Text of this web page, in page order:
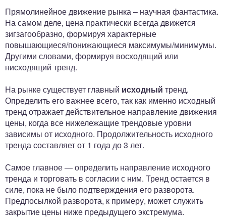
Прямолинейное движение рынка – научная фантастика.
На самом деле, цена практически всегда движется
зигзагообразно, формируя характерные
повышающиеся/понижающиеся максимумы/минимумы.
Другими словами, формируя восходящий или
нисходящий тренд.
На рынке существует главный исходный тренд.
Определить его важнее всего, так как именно исходный
тренд отражает действительное направление движения
цены, когда все нижележащие трендовые уровни
зависимы от исходного. Продолжительность исходного
тренда составляет от 1 года до 3 лет.
Самое главное — определить направление исходного
тренда и торговать в согласии с ним. Тренд остается в
силе, пока не было подтверждения его разворота.
Предпосылкой разворота, к примеру, может служить
закрытие цены ниже предыдущего экстремума.